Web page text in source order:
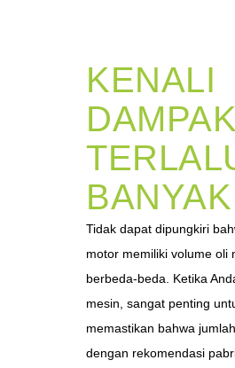
KENALI
DAMPAK
Tidak dapat dipungkiri
motor memiliki volume oli
berbeda-beda. Ketika
mesin, sangat penting
memastikan bahwa
dengan rekomendasi